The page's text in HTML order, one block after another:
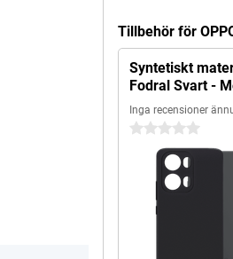
Tillbehör för
Syntetiskt
Fodral Svart -
Inga recensioner
0 stjärnor